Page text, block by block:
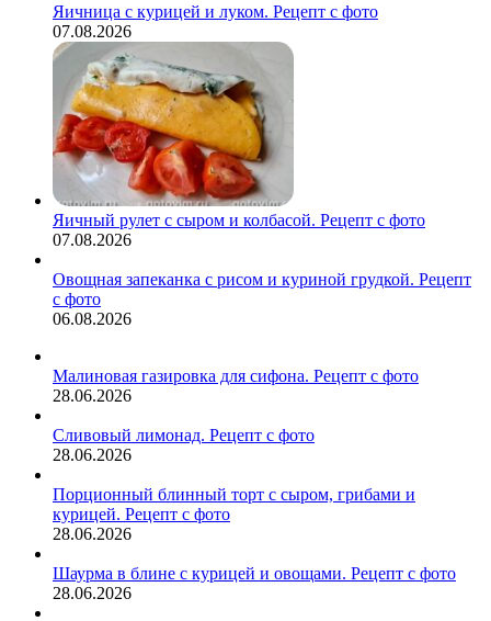
Яичница с курицей и луком. Рецепт с фото
07.08.2026
Яичный рулет с сыром и колбасой. Рецепт с фото
07.08.2026
Овощная запеканка с рисом и куриной грудкой. Рецепт
с фото
06.08.2026
Малиновая газировка для сифона. Рецепт с фото
28.06.2026
Сливовый лимонад. Рецепт с фото
28.06.2026
Порционный блинный торт с сыром, грибами и
курицей. Рецепт с фото
28.06.2026
Шаурма в блине с курицей и овощами. Рецепт с фото
28.06.2026